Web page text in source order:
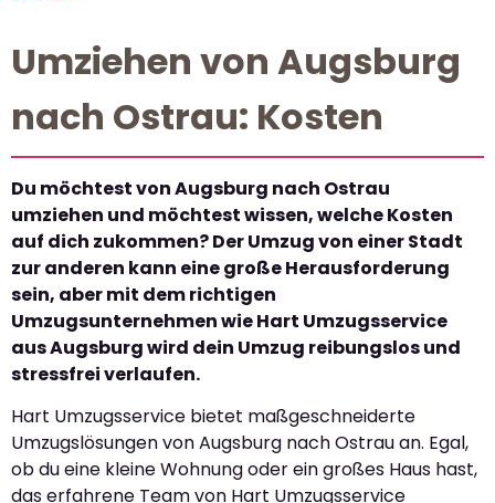
Umziehen von Augsburg
nach Ostrau: Kosten
Du möchtest von Augsburg nach Ostrau
umziehen und möchtest wissen, welche Kosten
auf dich zukommen? Der Umzug von einer Stadt
zur anderen kann eine große Herausforderung
sein, aber mit dem richtigen
Umzugsunternehmen wie Hart Umzugsservice
aus Augsburg wird dein Umzug reibungslos und
stressfrei verlaufen.
Hart Umzugsservice bietet maßgeschneiderte
Umzugslösungen von Augsburg nach Ostrau an. Egal,
ob du eine kleine Wohnung oder ein großes Haus hast,
das erfahrene Team von Hart Umzugsservice